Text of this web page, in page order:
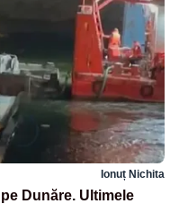
Ionuț Nichita
Dunăre. Ultimele